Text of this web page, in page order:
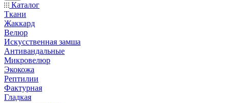
Каталог
Ткани
Жаккард
Велюр
Искусственная замша
Антивандальные
Микровелюр
Экокожа
Рептилии
Фактурная
Гладкая